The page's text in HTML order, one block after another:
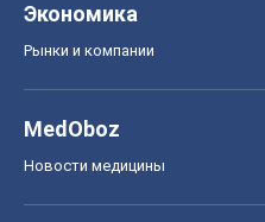
Экономика
Рынки и компании
MedOboz
Новости медицины